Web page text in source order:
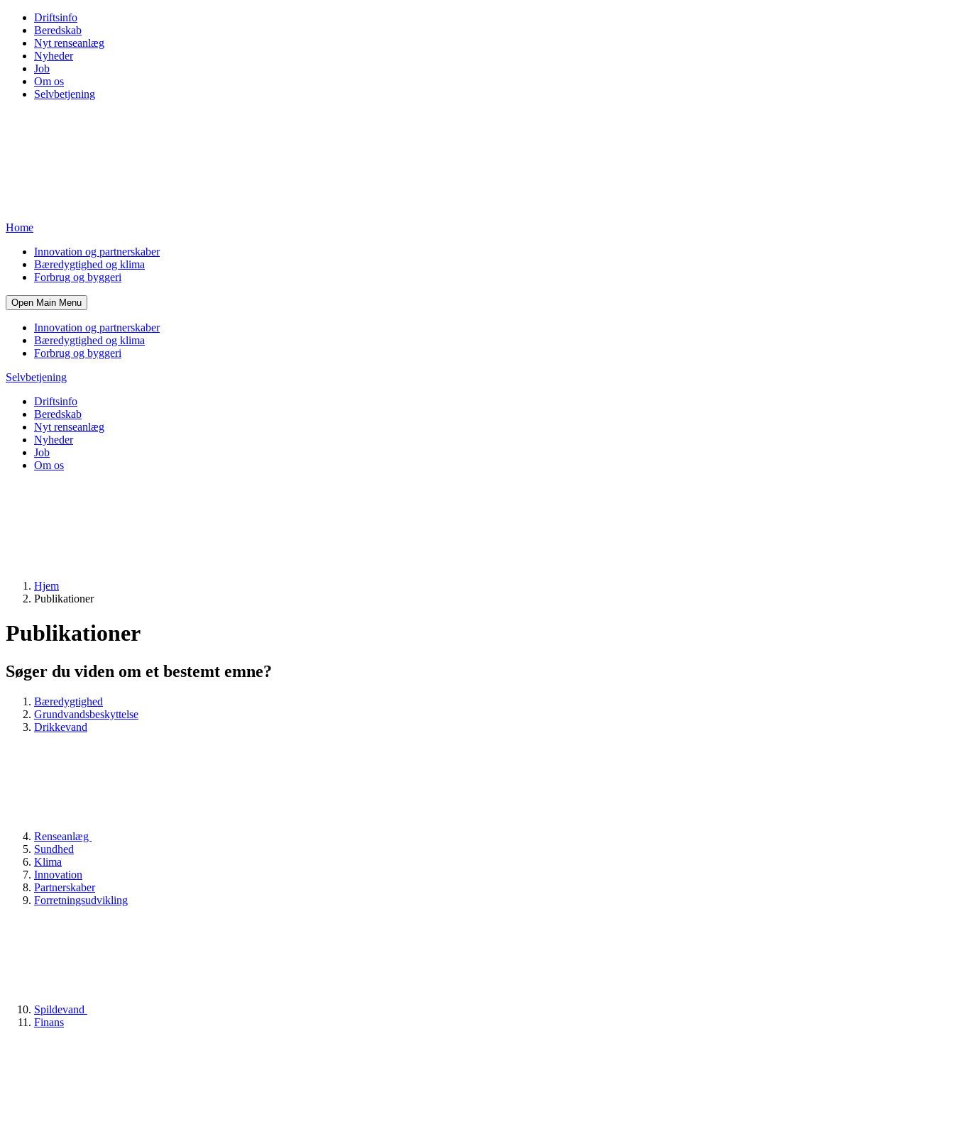
Driftsinfo
Beredskab
Nyt renseanlæg
Nyheder
Job
Om os
Selvbetjening
Home
Innovation og partnerskaber
Bæredygtighed og klima
Forbrug og byggeri
Open Main Menu
Innovation og partnerskaber
Bæredygtighed og klima
Forbrug og byggeri
Selvbetjening
Driftsinfo
Beredskab
Nyt renseanlæg
Nyheder
Job
Om os
Hjem
Publikationer
Publikationer
Søger du viden om et bestemt emne?
Bæredygtighed
Grundvandsbeskyttelse
Drikkevand
Renseanlæg
Sundhed
Klima
Innovation
Partnerskaber
Forretningsudvikling
Spildevand
Finans